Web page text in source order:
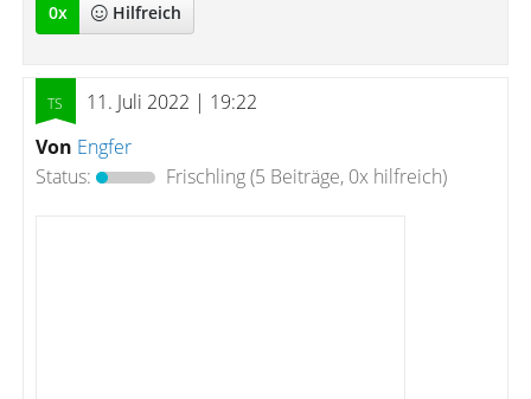
0x Hilfreich
11. Juli 2022 | 19:22
Von Engfer
Status:
Frischling(5 Beiträge, 0x hilfreich)